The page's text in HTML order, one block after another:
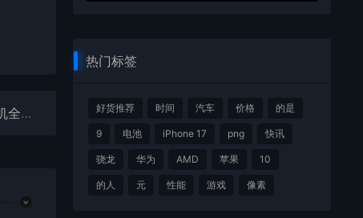
OPPO Reno12Pro值得入手吗 OPPO Reno12Pro手机全方位测评
热门标签
好货推荐 时间 汽车 价格 的是
9 电池 iPhone 17 png 快讯
骁龙 华为 AMD 苹果 10
的人 元 性能 游戏 像素